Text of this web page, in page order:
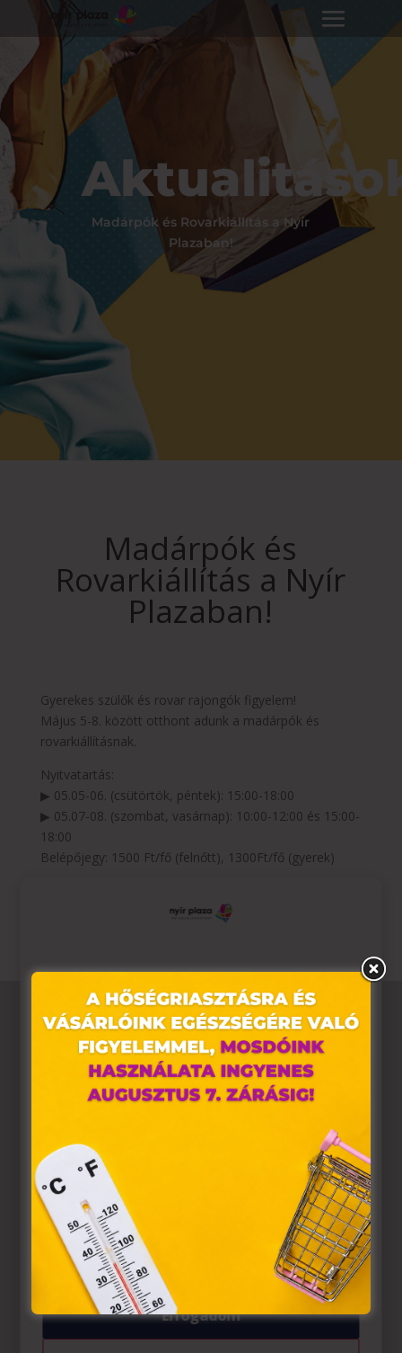
Madárpók és Rovarkiállítás a Nyír
Plazaban!
Madárpók és
Rovarkiállítás a Nyír
Plazaban!
Gyerekes szülők és rovar rajongók figyelem!
Május 5-8. között otthont adunk a madárpók és
rovarkiállításnak.
Nyitvatartás:
▶ 05.05-06. (csütörtök, péntek): 15:00-18:00
▶ 05.07-08. (szombat, vasárnap): 10:00-12:00 és 15:00-
18:00
Belépőjegy: 1500 Ft/fő (felnőtt), 1300Ft/fő (gyerek)
Weboldalunkon „cookie"-kat (továbbiakban „süti")
alkalmazunk. Ezek olyan fájlok, melyek információt
tárolnak webes böngészőjében. Ehhez az Ön
hozzájárulása szükséges.
A „sütiket" az elektronikus hírközlésről szóló 2003. évi C.
törvény, az elektronikus kereskedelmi szolgáltatások, az
információs társadalommal összefüggő szolgáltatások
egyes kérdéseiről szóló 2001. évi CVIII. törvény, valamint
az Európai Unió előírásainak megfelelően használjuk.
Azon weblapoknak, melyek az Európai Unió országain
belül működnek, a „sütik" használatához, és ezeknek a
felhasználó számítógépén vagy egyéb eszközén történő
tárolásához a felhasználók hozzájárulását kell kérniük.
Elfogadom